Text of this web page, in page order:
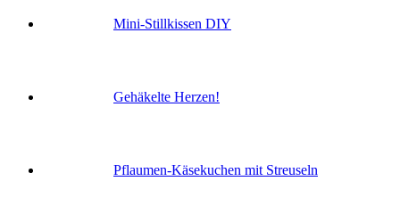
Mini-Stillkissen DIY
Gehäkelte Herzen!
Pflaumen-Käsekuchen mit Streuseln